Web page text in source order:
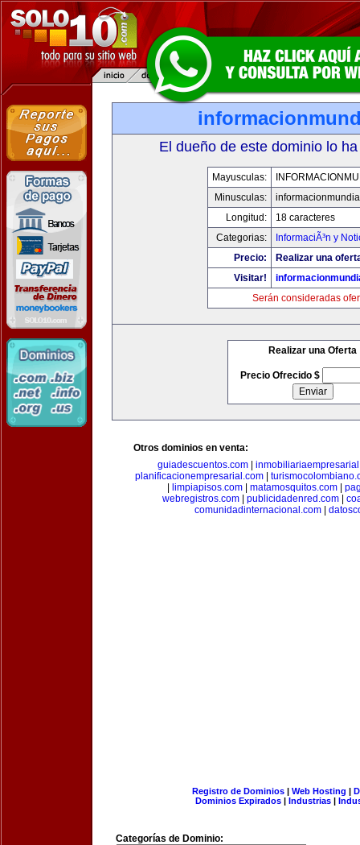
El dueño de este dominio lo
Mayusculas:
Minusculas:
Longitud:
18 caracteres
Categorias:
InformaciÃ³n y
Precio:
Realizar una
Visitar!
Serán consideradas
Realizar una Oferta
Precio Ofrecido $
Otros dominios en venta:
guiadescuentos.com
planificacionempresarial.com
limpiapisos.com| matamosquitos.com|
webregistros.com| publicidadenred.com|
comunidadinternacional.com|
Registro de Dominios| Web Hosting |
Dominios Expirados | Industrias |
Categorías de Dominio: